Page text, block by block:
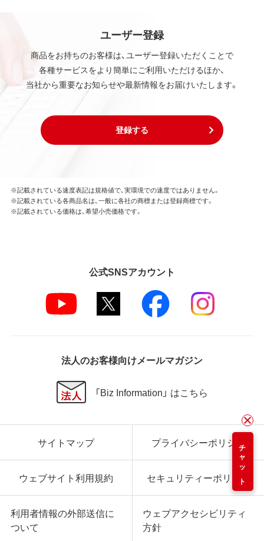
ユーザー登録
商品をお持ちのお客様は、ユーザー登録いただくことで
各種サービスをより簡単にご利用いただけるほか、
当社から重要なお知らせや最新情報をお届けいたします。
登録する
チャット
※記載されている速度表記は規格値で、実環境での速度ではありません。
※記載されている各商品名は、一般に各社の商標または登録商標です。
※記載されている価格は、希望小売価格です。
公式SNSアカウント
法人のお客様向けメールマガジン
「Biz Information」 はこちら
サイトマップ プライバシーポリシー
ウェブサイト利用規約 セキュリティーポリシー
利用者情報の外部送信に
ついて
ウェブアクセシビリティ
方針